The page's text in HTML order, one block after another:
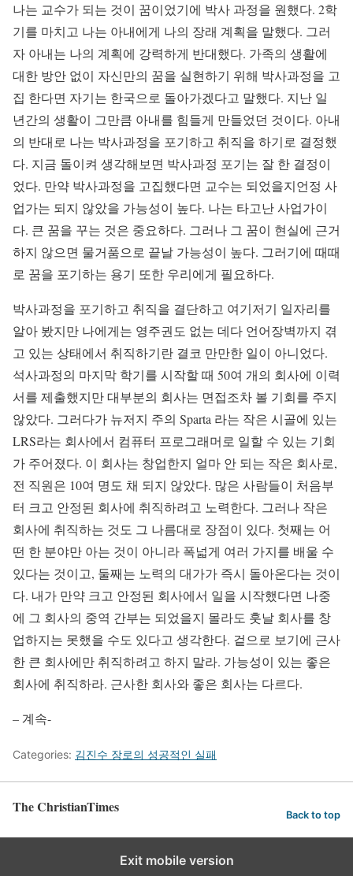
나는 교수가 되는 것이 꿈이었기에 박사 과정을 원했다. 2학
기를 마치고 나는 아내에게 나의 장래 계획을 말했다. 그러
자 아내는 나의 계획에 강력하게 반대했다. 가족의 생활에
대한 방안 없이 자신만의 꿈을 실현하기 위해 박사과정을 고
집 한다면 자기는 한국으로 돌아가겠다고 말했다. 지난 일
년간의 생활이 그만큼 아내를 힘들게 만들었던 것이다. 아내
의 반대로 나는 박사과정을 포기하고 취직을 하기로 결정했
다. 지금 돌이켜 생각해보면 박사과정 포기는 잘 한 결정이
었다. 만약 박사과정을 고집했다면 교수는 되었을지언정 사
업가는 되지 않았을 가능성이 높다. 나는 타고난 사업가이
다. 큰 꿈을 꾸는 것은 중요하다. 그러나 그 꿈이 현실에 근거
하지 않으면 물거품으로 끝날 가능성이 높다. 그러기에 때때
로 꿈을 포기하는 용기 또한 우리에게 필요하다.
박사과정을 포기하고 취직을 결단하고 여기저기 일자리를
알아 봤지만 나에게는 영주권도 없는 데다 언어장벽까지 겪
고 있는 상태에서 취직하기란 결코 만만한 일이 아니었다.
석사과정의 마지막 학기를 시작할 때 50여 개의 회사에 이력
서를 제출했지만 대부분의 회사는 면접조차 볼 기회를 주지
않았다. 그러다가 뉴저지 주의 Sparta 라는 작은 시골에 있는
LRS라는 회사에서 컴퓨터 프로그래머로 일할 수 있는 기회
가 주어졌다. 이 회사는 창업한지 얼마 안 되는 작은 회사로,
전 직원은 10여 명도 채 되지 않았다. 많은 사람들이 처음부
터 크고 안정된 회사에 취직하려고 노력한다. 그러나 작은
회사에 취직하는 것도 그 나름대로 장점이 있다. 첫째는 어
떤 한 분야만 아는 것이 아니라 폭넓게 여러 가지를 배울 수
있다는 것이고, 둘째는 노력의 대가가 즉시 돌아온다는 것이
다. 내가 만약 크고 안정된 회사에서 일을 시작했다면 나중
에 그 회사의 중역 간부는 되었을지 몰라도 훗날 회사를 창
업하지는 못했을 수도 있다고 생각한다. 겉으로 보기에 근사
한 큰 회사에만 취직하려고 하지 말라. 가능성이 있는 좋은
회사에 취직하라. 근사한 회사와 좋은 회사는 다르다.
– 계속-
Categories: 김진수 장로의 성공적인 실패
The ChristianTimes Back to top
Exit mobile version